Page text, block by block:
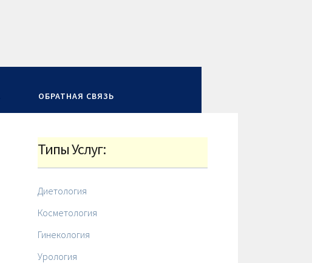
ОБРАТНАЯ СВЯЗЬ
Типы Услуг:
Диетология
Косметология
Гинекология
Урология